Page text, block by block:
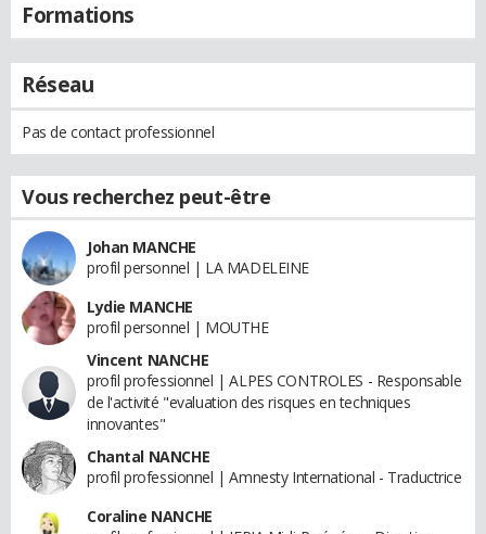
Formations
Réseau
Pas de contact professionnel
Vous recherchez peut-être
Johan MANCHE
profil personnel | LA MADELEINE
Lydie MANCHE
profil personnel | MOUTHE
Vincent NANCHE
profil professionnel | ALPES CONTROLES - Responsable
de l'activité "evaluation des risques en techniques
innovantes"
Chantal NANCHE
profil professionnel | Amnesty International - Traductrice
Coraline NANCHE